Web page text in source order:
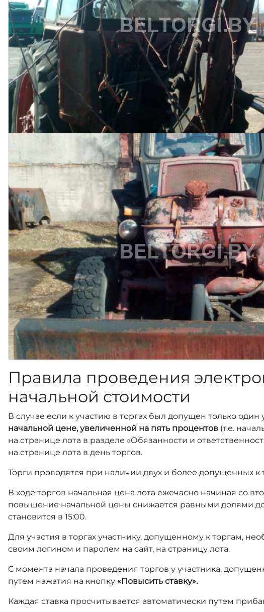
Правила проведения
начальной стоимости
В случае если к участию в торгах был допущен только
начальной цене, увеличенной на пять процентов (т.е.
на странице лота в разделе «Обязанности и
на странице лота в день торгов.
Торги проводятся при наличии двух и более допущенных к
В ходе торгов начальная цена лота ежечасно начиная со
повышение начальной цены снижается равными долями
становится в 15:00.
Для участия в торгах участнику, допущенному к торгам,
своим логином и паролем на сайт, на страницу лота.
С момента начала проведения торгов у участника,
путем нажатия на кнопку «Повысить ставку».
Каждая ставка просчитывается автоматически путем